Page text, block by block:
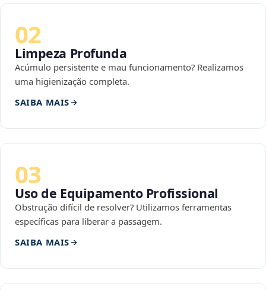
02
Limpeza Profunda
Acúmulo persistente e mau funcionamento? Realizamos
uma higienização completa.
SAIBA MAIS
03
Uso de Equipamento Profissional
Obstrução difícil de resolver? Utilizamos ferramentas
específicas para liberar a passagem.
SAIBA MAIS